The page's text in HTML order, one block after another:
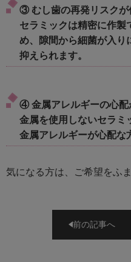
③ むし歯の再発リスクが
セラミックは精密に作製
め、隙間から細菌が入り
抑えられます。
④ 金属アレルギーの心配
金属を使用しないセラミ
金属アレルギーが心配な
気になる方は、ご希望をふ
前の記事へ